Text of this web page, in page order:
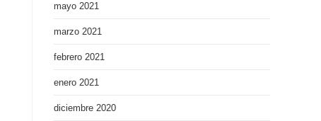
mayo 2021
marzo 2021
febrero 2021
enero 2021
diciembre 2020